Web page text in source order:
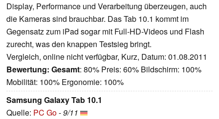
Display, Performance und Verarbeitung überzeugen, auch
die Kameras sind brauchbar. Das Tab 10.1 kommt im
Gegensatz zum iPad sogar mit Full-HD-Videos und Flash
zurecht, was den knappen Testsieg bringt.
Vergleich, online nicht verfügbar, Kurz, Datum: 01.08.2011
Bewertung: Gesamt: 80% Preis: 60% Bildschirm: 100%
Mobilität: 100% Ergonomie: 100%
Samsung Galaxy Tab 10.1
Quelle: PC Go-9/11